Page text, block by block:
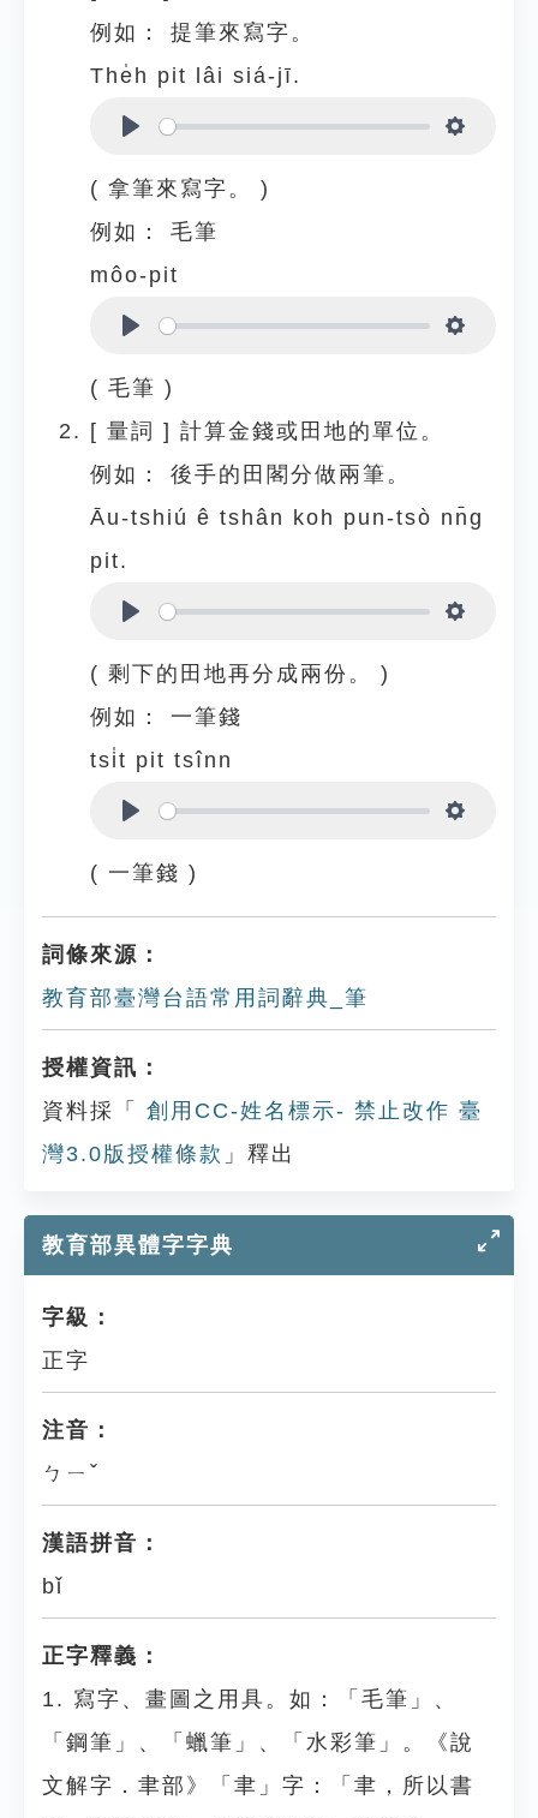
例如：
提筆來寫字。
The̍h pit lâi siá-jī.
( 拿筆來寫字。 )
例如：
毛筆
môo-pit
( 毛筆 )
[ 量詞 ] 計算金錢或田地的單位。
例如：
後手的田閣分做兩筆。
Āu-tshiú ê tshân koh pun-tsò nn̄g
pit.
( 剩下的田地再分成兩份。 )
例如：
一筆錢
tsi̍t pit tsînn
( 一筆錢 )
詞條來源：
教育部臺灣台語常用詞辭典_筆
授權資訊：
資料採「
創用CC-姓名標示- 禁止改作 臺
灣3.0版授權條款 」釋出
教育部異體字字典
字級：
正字
注音：
ㄅㄧˇ
漢語拼音：
bǐ
正字釋義：
1. 寫字、畫圖之用具。如：「毛筆」、
「鋼筆」、「蠟筆」、「水彩筆」。《說
文解字．聿部》「聿」字：「聿，所以書